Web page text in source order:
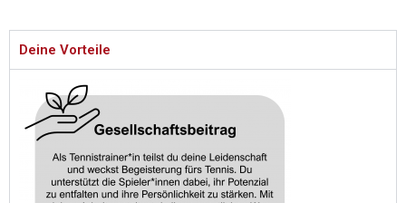
Deine Vorteile